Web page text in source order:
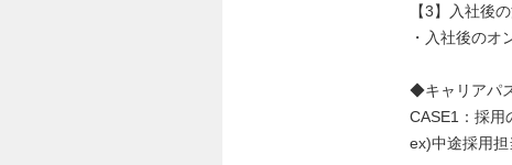
【3】入社後
・入社後のオ
◆キャリアパ
CASE1：採用
ex)中途採用